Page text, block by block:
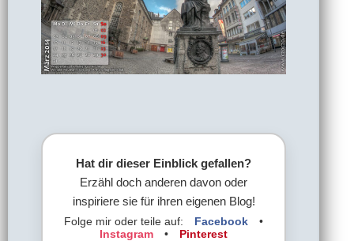
Hat dir dieser Einblick gefallen?
Erzähl doch anderen davon oder
inspiriere sie für ihren eigenen Blog!
Folge mir oder teile auf: Facebook
•
Instagram
• Pinterest